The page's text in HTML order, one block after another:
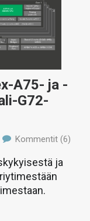
A75- ja -
G72-
Kommentit (6)
ja